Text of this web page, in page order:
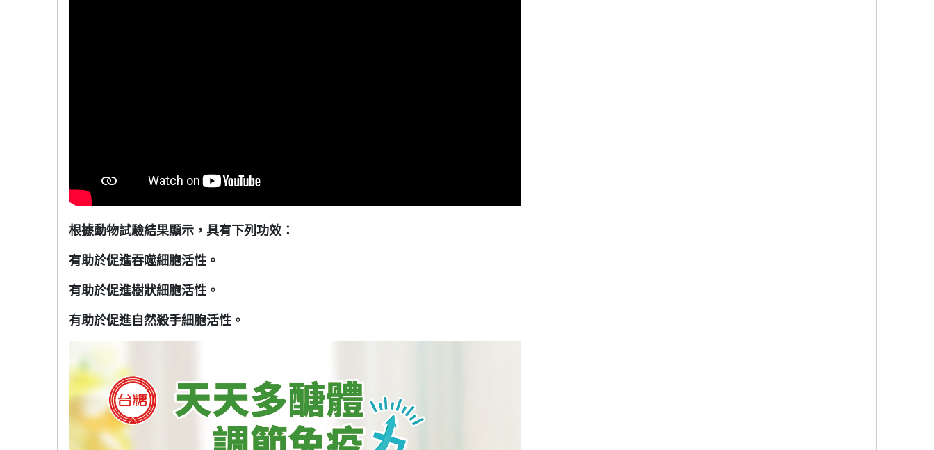
根據動物試驗結果顯示，具有下列功效：
有助於促進吞噬細胞活性。
有助於促進樹狀細胞活性。
有助於促進自然殺手細胞活性。